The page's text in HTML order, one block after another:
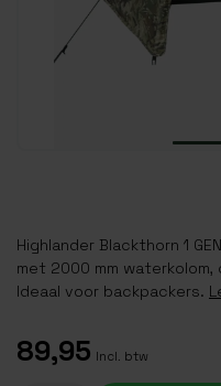
Highlander Blackthorn 1
met 2000 mm
Ideaal voor backpackers.
89,95 Incl. btw